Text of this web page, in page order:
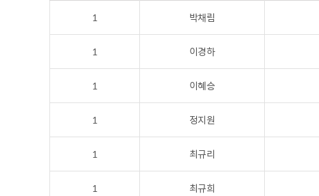
1 박채림
1 이경하
1 이혜승
1 정지원
1 최규리
1 최규희